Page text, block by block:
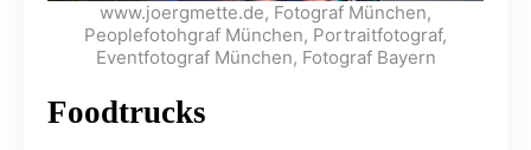
www.joergmette.de, Fotograf München,
Peoplefotohgraf München, Portraitfotograf,
Eventfotograf München, Fotograf Bayern
Foodtrucks